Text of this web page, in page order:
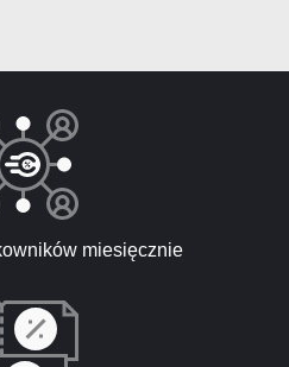
miesięcznie